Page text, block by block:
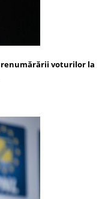
renumărării voturilor la